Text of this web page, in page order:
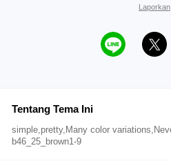
Laporkan
Tentang Tema Ini
simple,pretty,Many color
b46_25_brown1-9